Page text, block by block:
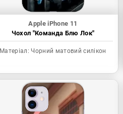
Apple iPhone 11
Чохол "Команда Блю Лок"
Матеріал: Чорний матовий силікон